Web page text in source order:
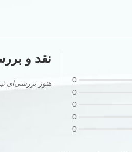
0
0
0
0
0
نقد و
هنوز بررسی‌ای